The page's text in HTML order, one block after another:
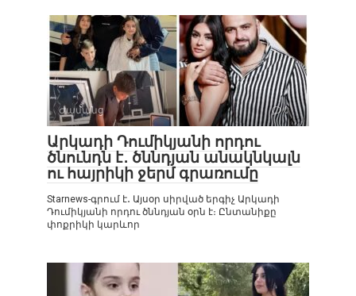
Ժամանց 0
Արկադի Դումիկյանի որդու
ծնունդն է․ ծննդյան անակնկալն
ու հայրիկի ջերմ գրառումը
Starnews-գրում է․ Այսօր սիրված երգիչ Արկադի
Դումիկյանի որդու ծննդյան օրն է։ Ընտանիքը
փոքրիկի կարևոր